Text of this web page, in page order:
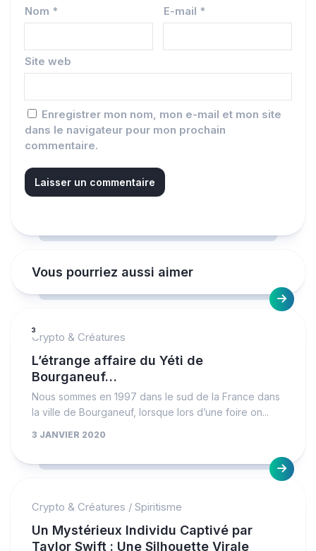
Nom * E-mail *
Site web
Enregistrer mon nom, mon e-mail et mon site
dans le navigateur pour mon prochain
commentaire.
Vous pourriez aussi aimer
3
Crypto & Créatures
L’étrange affaire du Yéti de
Bourganeuf…
Nous sommes en 1997 dans le sud de la France dans
la ville de Bourganeuf, lorsque lors d’une foire on...
3 JANVIER 2020
Crypto & Créatures / Spiritisme
Un Mystérieux Individu Captivé par
Taylor Swift : Une Silhouette Virale